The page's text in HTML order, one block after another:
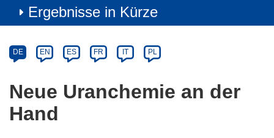
Ergebnisse in Kürze
Category
Article
available
the
following
languages:
DE EN ES FR IT PL
Neue Uranchemie an der
Hand